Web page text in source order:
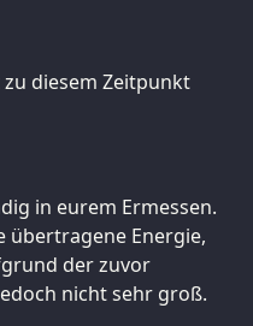
zu diesem Zeitpunkt
in eurem Ermessen.
übertragene Energie,
der zuvor
nicht sehr groß.